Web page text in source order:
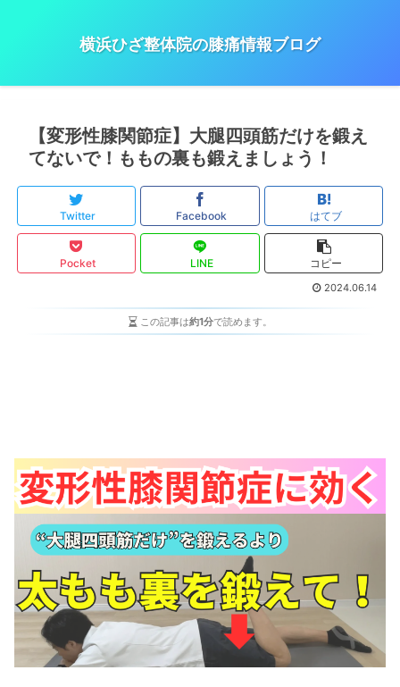
横浜ひざ整体院の膝痛情報ブログ
【変形性膝関節症】大腿四頭筋だけを鍛え
てないで！ももの裏も鍛えましょう！
Twitter Facebook はてブ
Pocket LINE コピー
2024.06.14
この記事は約1分で読めます。